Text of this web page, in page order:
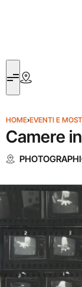
HOME›EVENTI E
Camere